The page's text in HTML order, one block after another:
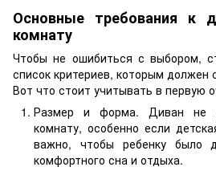
Основные требования к
комнату
Чтобы не ошибиться с выбором,
список критериев, которым должен
Вот что стоит учитывать в первую
Размер и форма. Диван не
комнату, особенно если
важно, чтобы ребенку было
комфортного сна и отдыха.